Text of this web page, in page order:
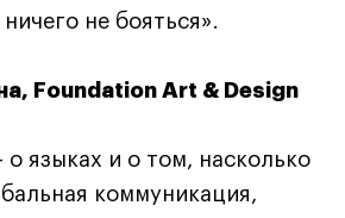
не бояться».
Foundation Art & Design
языках и о том, насколько
коммуникация,